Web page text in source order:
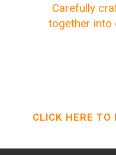
Carefully
together into
CLICK HERE TO